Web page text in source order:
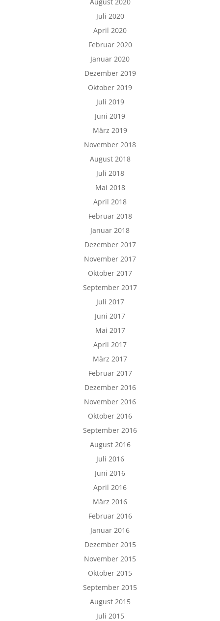
Juli 2020
April 2020
Februar 2020
Januar 2020
Dezember 2019
Oktober 2019
Juli 2019
Juni 2019
März 2019
November 2018
August 2018
Juli 2018
Mai 2018
April 2018
Februar 2018
Januar 2018
Dezember 2017
November 2017
Oktober 2017
September 2017
Juli 2017
Juni 2017
Mai 2017
April 2017
März 2017
Februar 2017
Dezember 2016
November 2016
Oktober 2016
September 2016
August 2016
Juli 2016
Juni 2016
April 2016
März 2016
Februar 2016
Januar 2016
Dezember 2015
November 2015
Oktober 2015
September 2015
August 2015
Juli 2015